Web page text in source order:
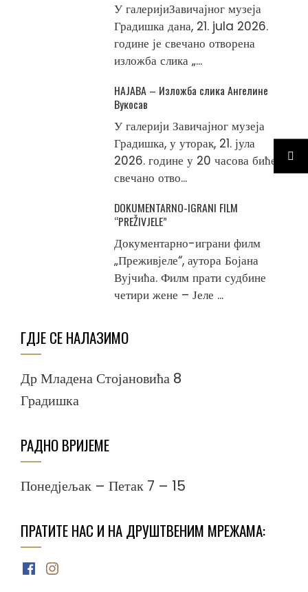
У галеријиЗавичајног музеја
Градишка дана, 21. jula 2026.
године је свечано отворена
изложба слика „...
НАЈАВА – Изложба слика Ангелине
Вукосав
У галерији Завичајног музеја
Градишка, у уторак, 21. јула
2026. године у 20 часова биће
свечано отво...
DOKUMENTARNO-IGRANI FILM
“PREŽIVJELE”
Документарно-играни филм
„Преживјеле“, аутора Бојана
Вујчића. Филм прати судбине
четири жене – Јеле ...
ГДЈЕ СЕ НАЛАЗИМО
Др Младена Стојановића 8
Градишка
РАДНО ВРИЈЕМЕ
Понедјељак – Петак 7 – 15
ПРАТИТЕ НАС И НА ДРУШТВЕНИМ МРЕЖАМА:
Facebook
Instagram